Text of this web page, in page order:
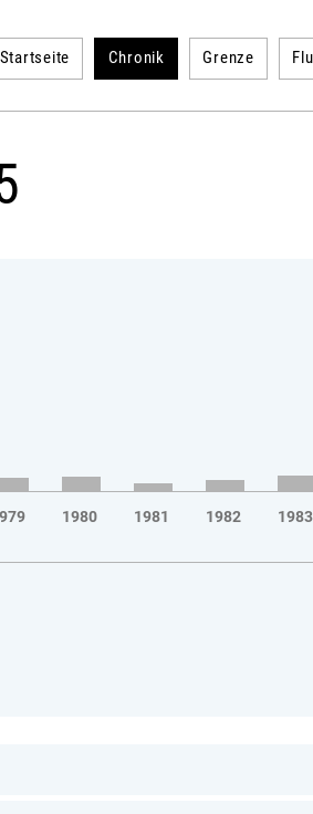
Startseite Chronik Grenze
1980 1981 1982 1983